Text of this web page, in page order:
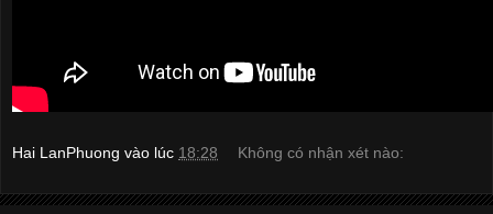
Hai LanPhuong vào lúc 18:28 Không có nhận xét nào: